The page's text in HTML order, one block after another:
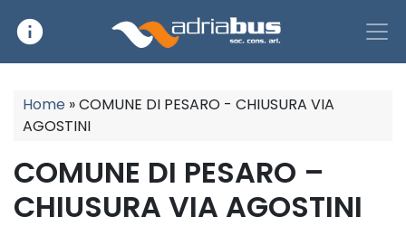
Main Navigation
info
Home »COMUNE DI PESARO - CHIUSURA VIA
AGOSTINI
COMUNE DI PESARO –
CHIUSURA VIA AGOSTINI